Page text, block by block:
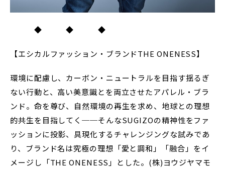
◆ ◆ ◆
【エシカルファッション・ブランドTHE ONENESS】
環境に配慮し、カーボン・ニュートラルを目指す揺るぎ
ない行動と、高い美意識とを両立させたアパレル・ブラ
ンド。命を尊び、自然環境の再生を求め、地球との理想
的共生を目指してく──そんなSUGIZOの精神性をファ
ッションに投影、具現化するチャレンジングな試みであ
り、ブランド名は究極の理想「愛と調和」「融合」をイ
メージし「THE ONENESS」とした。(株)ヨウジヤマモ